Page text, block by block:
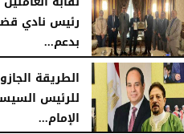
رئيس نادي
بدعم...
الخميس، 6 أغسطس 2026
الطريقة
للرئيس
الإمام...